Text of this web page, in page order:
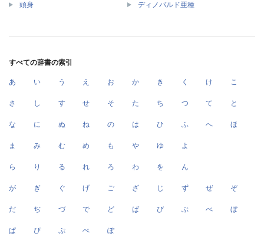
頭身 ディノバルド亜種
すべての辞書の索引
あ い う え お か き く け こ
さ し す せ そ た ち つ て と
な に ぬ ね の は ひ ふ へ ほ
ま み む め も や ゆ よ
ら り る れ ろ わ を ん
が ぎ ぐ げ ご ざ じ ず ぜ ぞ
だ ぢ づ で ど ば び ぶ べ ぼ
ぱ ぴ ぷ ぺ ぽ